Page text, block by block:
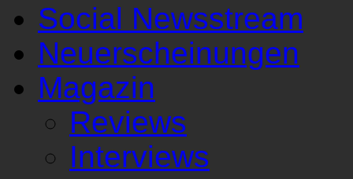
Social Newsstream
Neuerscheinungen
Magazin
Reviews
Interviews